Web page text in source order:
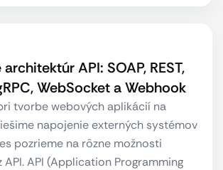
API: SOAP, REST,
WebSocket a Webhook
tvorbe webových aplikácií na
napojenie externých systémov
pozrieme na rôzne možnosti
API. API (Application Programming